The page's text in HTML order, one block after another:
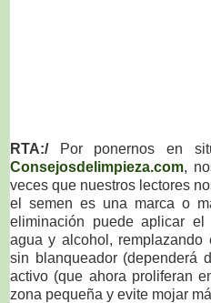
RTA:/Por ponernos en
Consejosdelimpieza.com,
veces que nuestros lectores
el semen es una marca o
eliminación puede aplicar
agua y alcohol,
sin blanqueador (dependerá
activo (que ahora proliferan
zona pequeña y evite mojar